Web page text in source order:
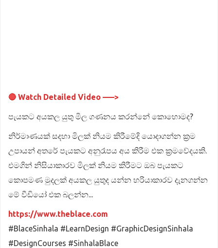
🔴 Watch Detailed Video –––>
පැයකට අයකල යුතු මිල ගණනය කරන්නේ කොහොමද?
නිර්මාණයක් සදහා මිලක් නියම කිරීමේදි යොදාගන්න ක්‍රම
උපායන් අතරේ පැයකට අනුරෑපය අය කිරීම එක ක්‍රමවේදයකි.
එමගින් නිසියාකාරව මිලක් නියම කිරීමට ඔබ පැයකට
කොපමණ මුදලක් අයකල යුතුද යන්න හරියාකාරව දැනගන්න
මේ වීඩියෝ එක බලන්න...
https://www.theblace.com
#BlaceSinhala #LearnDesign #GraphicDesignSinhala
#DesignCourses #SinhalaBlace